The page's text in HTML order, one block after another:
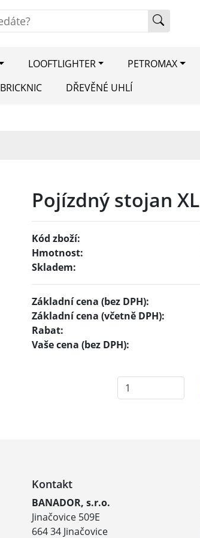
LOOFTLIGHTER PETROMAX
BRICKNIC DŘEVĚNÉ UHLÍ
Pojízdný stojan XL
Kód zboží:
Hmotnost:
Skladem:
Základní cena (bez DPH):
Základní cena (včetně DPH):
Rabat:
Vaše cena (bez DPH):
Kontakt
BANADOR, s.r.o.
Jinačovice 509E
664 34 Jinačovice